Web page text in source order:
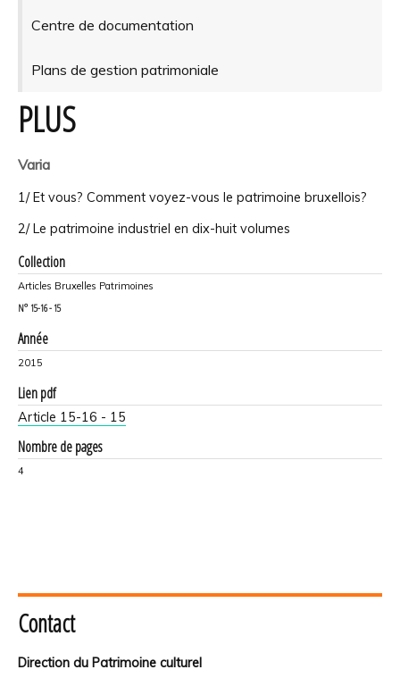
Centre de documentation
Plans de gestion patrimoniale
PLUS
Varia
1/ Et vous? Comment voyez-vous le patrimoine bruxellois?
2/ Le patrimoine industriel en dix-huit volumes
Collection
Articles Bruxelles Patrimoines
N° 15-16 - 15
Année
2015
Lien pdf
Article 15-16 - 15
Nombre de pages
4
Contact
Direction du Patrimoine culturel